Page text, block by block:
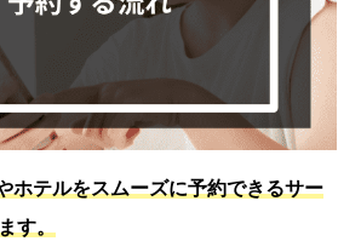
ホテルをスムーズに予約できるサー
す。